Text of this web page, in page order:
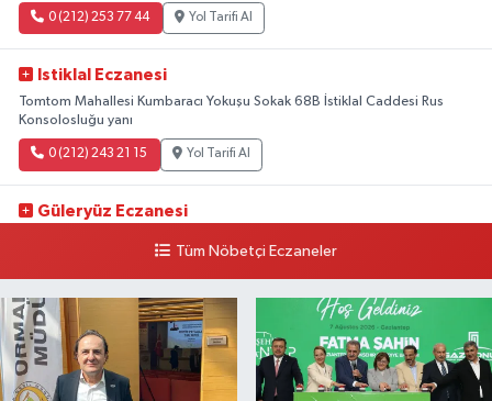
0 (212) 253 77 44 Yol Tarifi Al
Istiklal Eczanesi
Tomtom Mahallesi Kumbaracı Yokuşu Sokak 68B İstiklal Caddesi Rus
Konsolosluğu yanı
0 (212) 243 21 15 Yol Tarifi Al
Güleryüz Eczanesi
kalaycıbahçe Meydana DoğruTüm Nöbetçi Eczaneler